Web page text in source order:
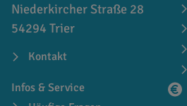
Niederkircher Straße 28
54294 Trier
Kontakt
Infos & Service